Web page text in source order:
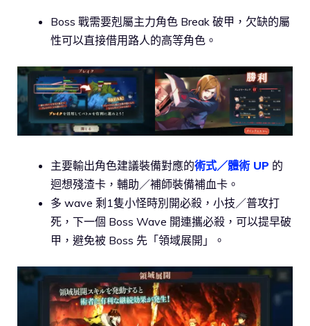
Boss 戰需要剋屬主力角色 Break 破甲，欠缺的屬
性可以直接借用路人的高等角色。
主要輸出角色建議裝備對應的術式／體術 UP 的
迴想殘渣卡，輔助／補師裝備補血卡。
多 wave 剩1隻小怪時別開必殺，小技／普攻打
死，下一個 Boss Wave 開連攜必殺，可以提早破
甲，避免被 Boss 先「領域展開」。